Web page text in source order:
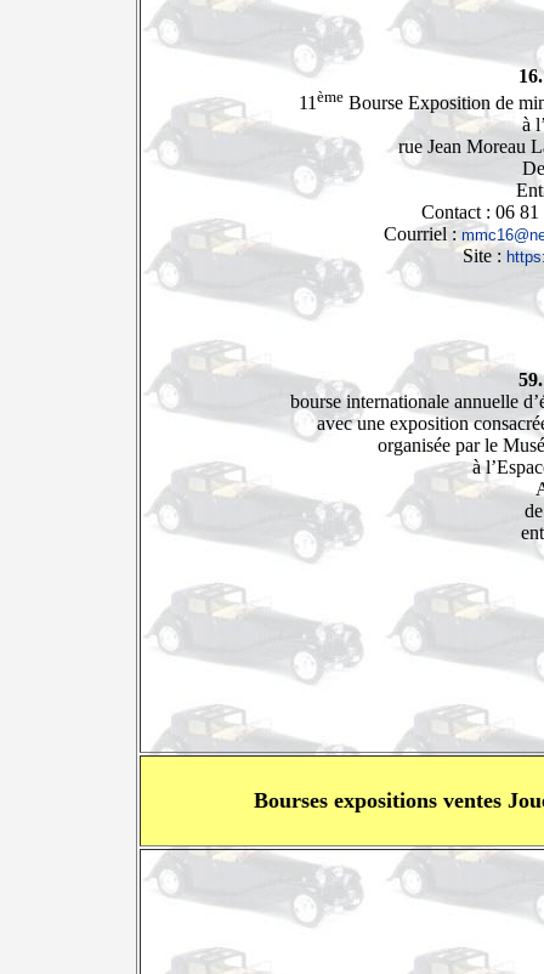
11 ème Bourse Exposition de
à
rue Jean Moreau
Contact : 06
Courriel :
Site :
bourse internationale annuelle
avec une exposition
organisée par le
à
Bourses expositions ventes